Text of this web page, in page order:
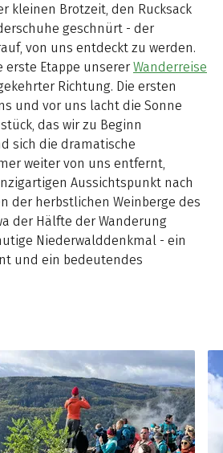
kleinen Brotzeit, den Rucksack
geschnürt - der
von uns entdeckt zu werden.
erste Etappe unserer Wanderreise
Richtung. Die ersten
und vor uns lacht die Sonne
das wir zu Beginn
sich die dramatische
weiter von uns entfernt,
Aussichtspunkt nach
der herbstlichen Weinberge des
der Hälfte der Wanderung
Niederwalddenkmal - ein
und ein bedeutendes